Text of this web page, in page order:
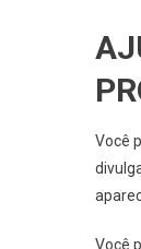
Você
Você